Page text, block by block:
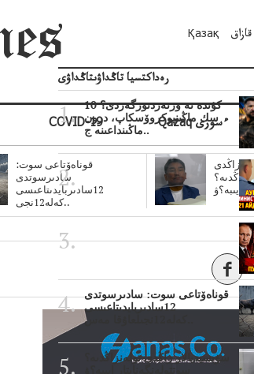
Қазақ قازاق
COVID-19 Qazaq ءسوزى
قوناەۆتاعى سوت:
سادىرسوتدى
12سادىربايدىتاعىسى
كەلە12نجى..
زاڭدى
رەداكتسيا تاڭداۋىتاڭداۋى
10 كۇندە نە وزنەردىوزگەردى؟
سك ماڭىنپوكروۆسكاپ، درون
ماڭىنداعىنە ج..
قوناەۆتاعى سوت: سادىرسوتدى
12سادىربايدىتاعىسى
سۋبسيديالار زاڭدى تولەنزاڭدىە؟